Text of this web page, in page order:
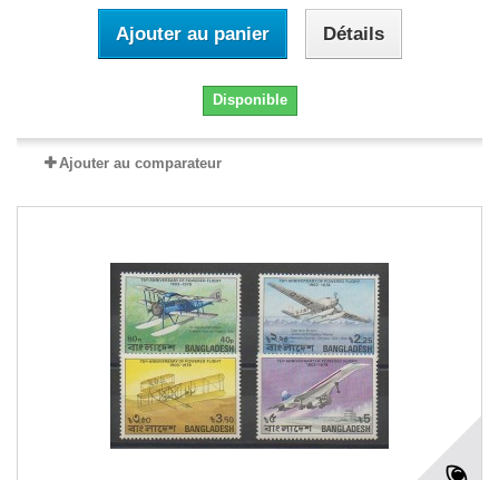
Ajouter au panier Détails
Disponible
Ajouter au comparateur